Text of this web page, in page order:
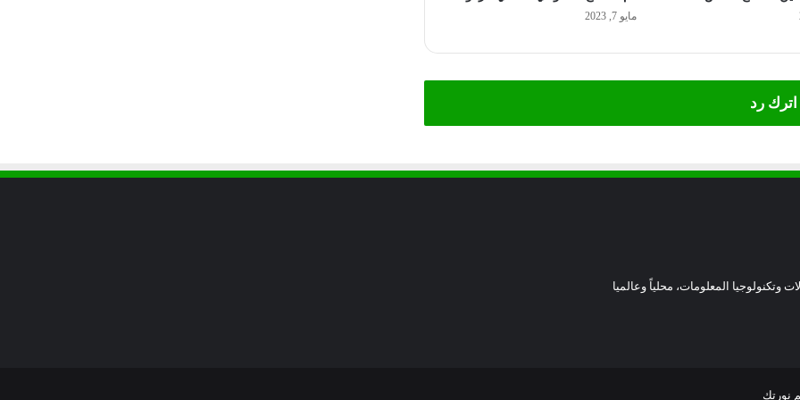
مايو 7, 2023
اترك رد
وتكنولوجيا المعلومات، محلياً وعالميا
نورتك